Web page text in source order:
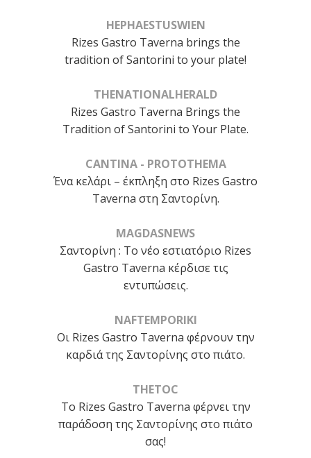
HEPHAESTUSWIEN
Rizes Gastro Taverna brings the
tradition of Santorini to your plate!
THENATIONALHERALD
Rizes Gastro Taverna Brings the
Tradition of Santorini to Your Plate.
CANTINA - PROTOTHEMA
Ένα κελάρι – έκπληξη στο Rizes Gastro
Taverna στη Σαντορίνη.
MAGDASNEWS
Σαντορίνη : Το νέο εστιατόριο Rizes
Gastro Taverna κέρδισε τις
εντυπώσεις.
NAFTEMPORIKI
Οι Rizes Gastro Taverna φέρνουν την
καρδιά της Σαντορίνης στο πιάτο.
THETOC
Το Rizes Gastro Taverna φέρνει την
παράδοση της Σαντορίνης στο πιάτο
σας!